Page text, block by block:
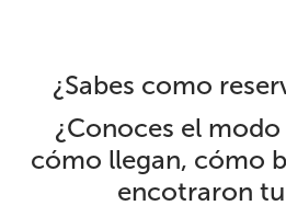
¿Sabes como
¿Conoces el
cómo llegan, cómo
encotraron